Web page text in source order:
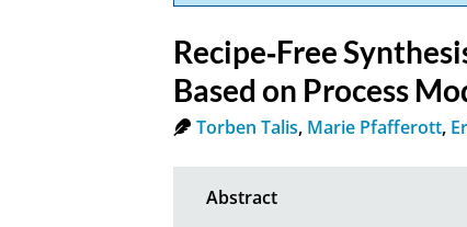
Recipe‐Free
Based on Process
Torben Talis, Marie Pfafferott,